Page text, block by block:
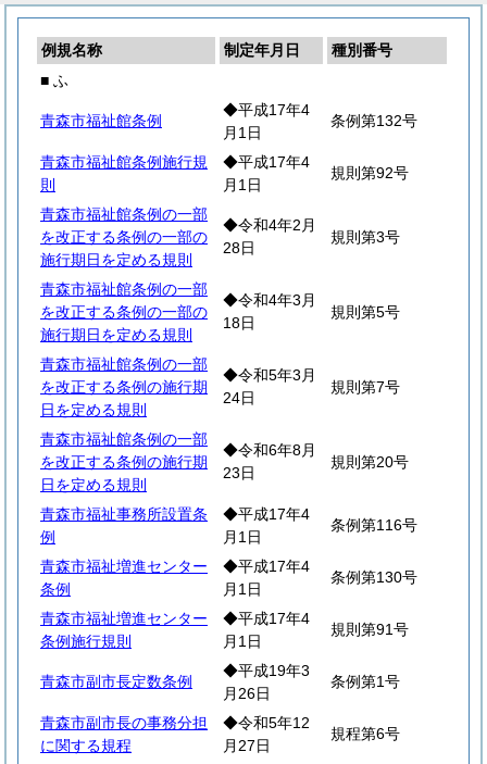
例規名称 制定年月日
種別番号
■ ふ
青森市福祉館条例
◆平成17年4
月1日
条例第132号
青森市福祉館条例施行規
則
◆平成17年4
月1日
規則第92号
青森市福祉館条例の一部
を改正する条例の一部の
施行期日を定める規則
◆令和4年2月
28日
規則第3号
青森市福祉館条例の一部
を改正する条例の一部の
施行期日を定める規則
◆令和4年3月
18日
規則第5号
青森市福祉館条例の一部
を改正する条例の施行期
日を定める規則
◆令和5年3月
24日
規則第7号
青森市福祉館条例の一部
を改正する条例の施行期
日を定める規則
◆令和6年8月
23日
規則第20号
青森市福祉事務所設置条
例
◆平成17年4
月1日
条例第116号
青森市福祉増進センター
条例
◆平成17年4
月1日
条例第130号
青森市福祉増進センター
条例施行規則
◆平成17年4
月1日
規則第91号
青森市副市長定数条例
◆平成19年3
月26日
条例第1号
青森市副市長の事務分担
に関する規程
◆令和5年12
月27日
規程第6号